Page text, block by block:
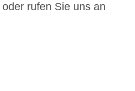
oder rufen Sie uns an